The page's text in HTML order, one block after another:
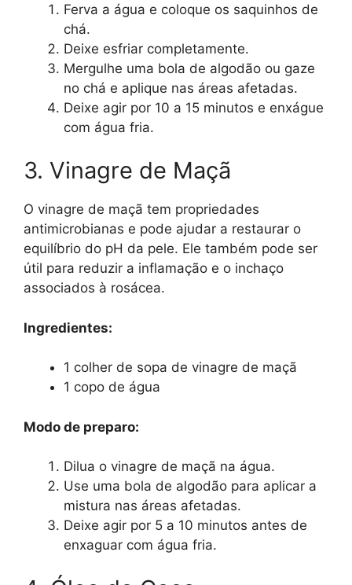
Ferva a água e coloque os saquinhos de
chá.
Deixe esfriar completamente.
Mergulhe uma bola de algodão ou gaze
no chá e aplique nas áreas afetadas.
Deixe agir por 10 a 15 minutos e enxágue
com água fria.
3. Vinagre de Maçã
O vinagre de maçã tem propriedades
antimicrobianas e pode ajudar a restaurar o
equilíbrio do pH da pele. Ele também pode ser
útil para reduzir a inflamação e o inchaço
associados à rosácea.
Ingredientes:
1 colher de sopa de vinagre de maçã
1 copo de água
Modo de preparo:
Dilua o vinagre de maçã na água.
Use uma bola de algodão para aplicar a
mistura nas áreas afetadas.
Deixe agir por 5 a 10 minutos antes de
enxaguar com água fria.